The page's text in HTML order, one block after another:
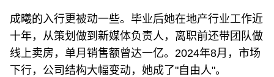
成曦的入行更被动一些。毕业后她在地产行业工作近
十年，从策划做到新媒体负责人，离职前还带团队做
线上卖房，单月销售额曾达一亿。2024年8月，市场
下行，公司结构大幅变动，她成了"自由人"。